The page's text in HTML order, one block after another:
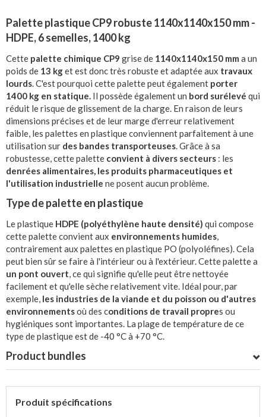
Palette plastique CP9 robuste 1140x1140x150 mm -
HDPE, 6 semelles, 1400 kg
Cette palette chimique CP9 grise de 1140x1140x150 mm a un
poids de 13 kget est donc très robuste et adaptée aux travaux
lourds. C'est pourquoi cette palette peut également porter
1400 kg en statique. Il possède également un bord surélevé qui
réduit le risque de glissement de la charge. En raison de leurs
dimensions précises et de leur marge d'erreur relativement
faible, les palettes en plastique conviennent parfaitement à une
utilisation sur des bandes transporteuses. Grâce à sa
robustesse, cette palette convient à divers secteurs : les
denrées alimentaires, les produits pharmaceutiques et
l'utilisation industrielle ne posent aucun problème.
Type de palette en plastique
Le plastique HDPE (polyéthylène haute densité) qui compose
cette palette convient aux environnements humides,
contrairement aux palettes en plastique PO (polyoléfines). Cela
peut bien sûr se faire à l'intérieur ou à l'extérieur. Cette palette a
un pont ouvert, ce qui signifie qu'elle peut être nettoyée
facilement et qu'elle sèche relativement vite. Idéal pour, par
exemple, les industries de la viande et du poisson ou d'autres
environnementsoù des conditions de travail propres ou
hygiéniques sont importantes. La plage de température de ce
type de plastique est de -40 °C à +70 °C.
Product bundles
Produit spécifications